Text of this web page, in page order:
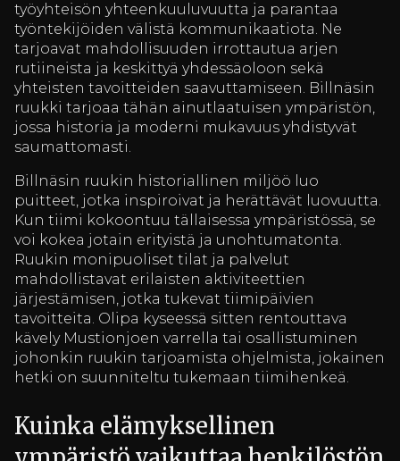
työyhteisön yhteenkuuluvuutta ja parantaa
työntekijöiden välistä kommunikaatiota. Ne
tarjoavat mahdollisuuden irrottautua arjen
rutiineista ja keskittyä yhdessäoloon sekä
yhteisten tavoitteiden saavuttamiseen. Billnäsin
ruukki tarjoaa tähän ainutlaatuisen ympäristön,
jossa historia ja moderni mukavuus yhdistyvät
saumattomasti.
Billnäsin ruukin historiallinen miljöö luo
puitteet, jotka inspiroivat ja herättävät luovuutta.
Kun tiimi kokoontuu tällaisessa ympäristössä, se
voi kokea jotain erityistä ja unohtumatonta.
Ruukin monipuoliset tilat ja palvelut
mahdollistavat erilaisten aktiviteettien
järjestämisen, jotka tukevat tiimipäivien
tavoitteita. Olipa kyseessä sitten rentouttava
kävely Mustionjoen varrella tai osallistuminen
johonkin ruukin tarjoamista ohjelmista, jokainen
hetki on suunniteltu tukemaan tiimihenkeä.
Kuinka elämyksellinen